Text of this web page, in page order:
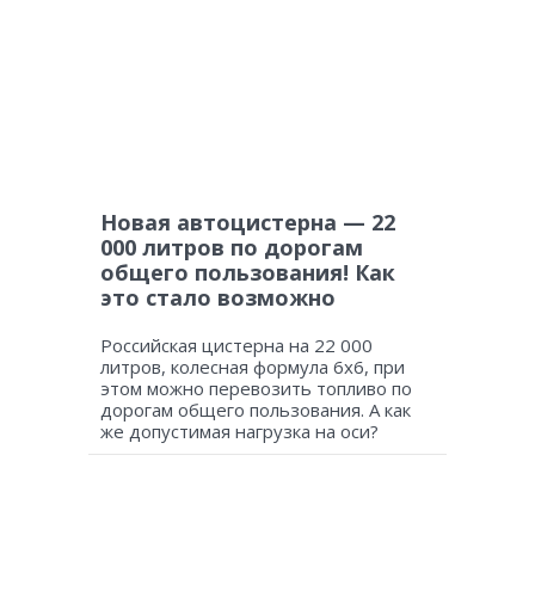
Новая автоцистерна — 22
000 литров по дорогам
общего пользования! Как
это стало возможно
Российская цистерна на 22 000
литров, колесная формула 6х6, при
этом можно перевозить топливо по
дорогам общего пользования. А как
же допустимая нагрузка на оси?